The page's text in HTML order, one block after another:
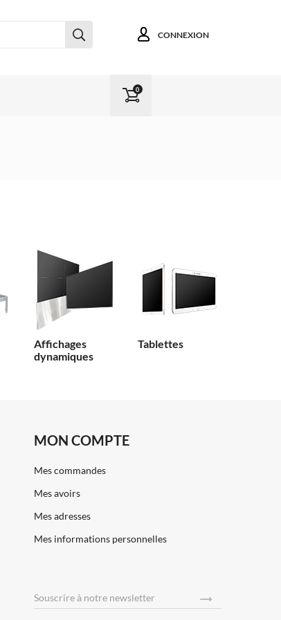
CONNEXION
0
Affichages
dynamiques
Tablettes
MON COMPTE
Mes commandes
Mes avoirs
Mes adresses
Mes informations personnelles
Souscrireà notre newsletter